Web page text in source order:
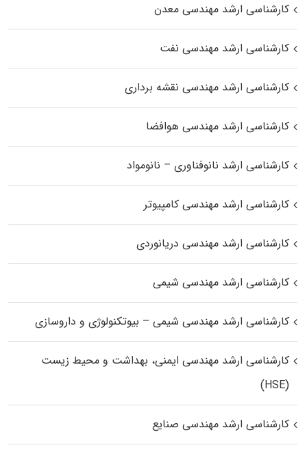
کارشناسی ارشد مهندسی معدن
کارشناسی ارشد مهندسی نفت
کارشناسی ارشد مهندسی نقشه برداری
کارشناسی ارشد مهندسی هوافضا
کارشناسی ارشد نانوفناوری – نانومواد
کارشناسی ارشد مهندسی کامپیوتر
کارشناسی ارشد مهندسی دریانوردی
کارشناسی ارشد مهندسی شیمی
کارشناسی ارشد مهندسی شیمی – بیوتکنولوژی و داروسازی
کارشناسی ارشد مهندسی ایمنی، بهداشت و محیط زیست
(HSE)
کارشناسی ارشد مهندسی صنایع